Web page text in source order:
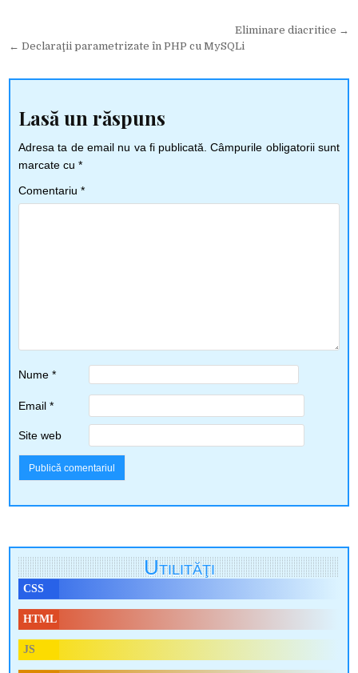
în
articole
Eliminare diacritice →
← Declaraţii parametrizate în PHP cu MySQLi
Lasă un răspuns
Adresa ta de email nu va fi publicată. Câmpurile obligatorii sunt
marcate cu*
Comentariu*
Nume*
Email*
Site web
Utilităţi
CSS
HTML
JS